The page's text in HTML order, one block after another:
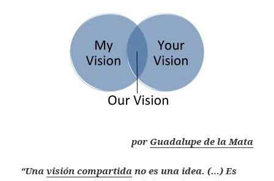
por Guadalupe de la Mata
“Unavisión compartida no es una idea. (…) Es